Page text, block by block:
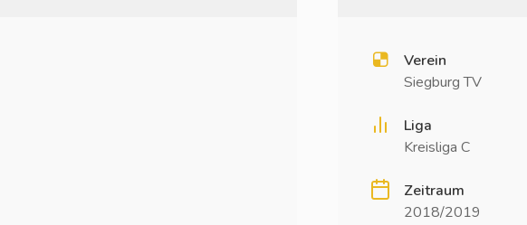
Verein
Siegburg TV
Liga
Kreisliga C
Zeitraum
2018/2019